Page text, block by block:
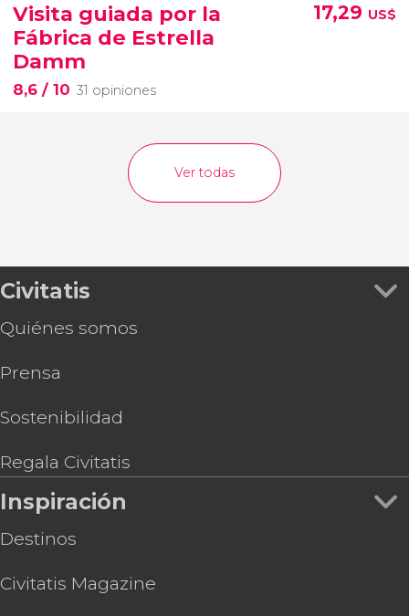
Visita guiada por la
Fábrica de Estrella
Damm
8,6 / 10 31 opiniones
17,29 US$
Ver todas
Civitatis
Quiénes somos
Prensa
Sostenibilidad
Regala Civitatis
Inspiración
Destinos
Civitatis Magazine